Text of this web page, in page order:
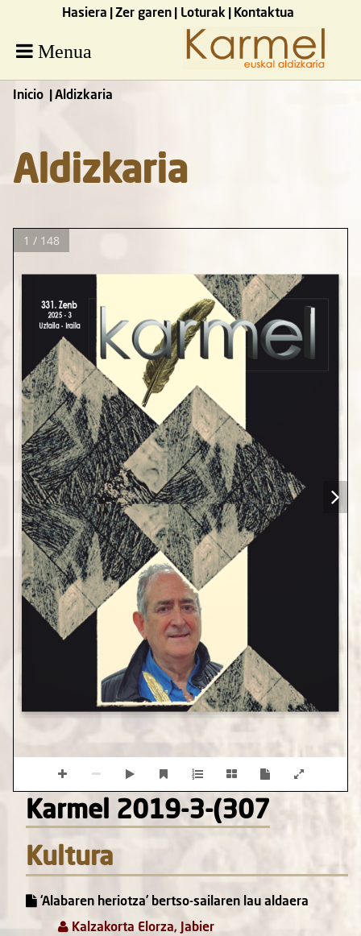
Hasiera Zer garen Loturak Kontaktua
Menua
Inicio Aldizkaria
Aldizkaria
1 / 148
Karmel 2019-3-(307
Kultura
‘Alabaren heriotza’ bertso-sailaren lau aldaera
Kalzakorta Elorza, Jabier